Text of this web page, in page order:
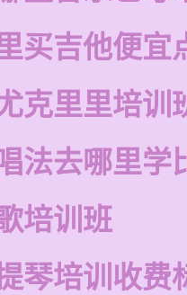
买吉他便宜
克里里培训
法去哪里学
培训班
琴培训收费